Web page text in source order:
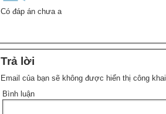
Có đáp án chưa a
Trả lời
Email của bạn sẽ không được hiển thị công khai.
Bình luận